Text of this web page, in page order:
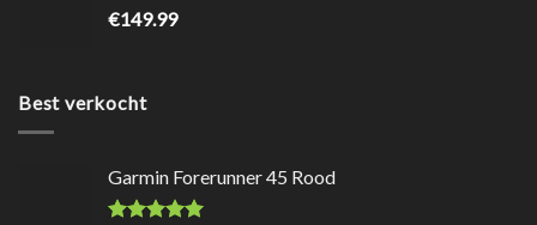
€149.99
Best verkocht
Garmin Forerunner 45 Rood